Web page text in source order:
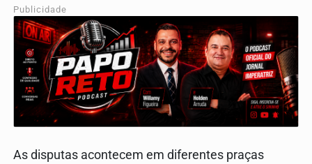
Publicidade
As disputas acontecem em diferentes praças